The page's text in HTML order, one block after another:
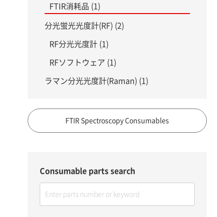
FTIR消耗品 (1)
分光蛍光光度計(RF) (2)
RF分光光度計 (1)
RFソフトウェア (1)
ラマン分光光度計(Raman) (1)
FTIR Spectroscopy Consumables
Consumable parts search